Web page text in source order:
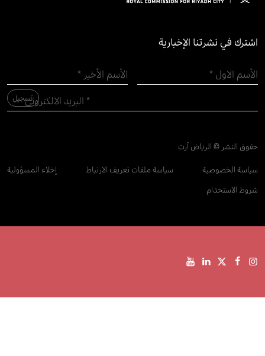
اشترك في نشرتنا الإخبارية
حقوق النشر © الرياض آرت
سياسة الخصوصية سياسة ملفات تعريف الارتباط
إخلاء المسؤولية
شروط الاستخدام